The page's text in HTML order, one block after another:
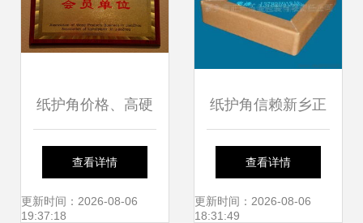
纸护角价格、高硬
度防水纸护角厂家
及图片全解析 以七
查看详情
更新时间：2026-08-06
19:37:18
纸护角信赖新乡正
兴包装，诚招各地
代理商
查看详情
更新时间：2026-08-06
18:31:49